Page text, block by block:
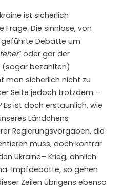
ist sicherlich
Frage. Die sinnlose, von
Debatte um
“ oder gar der
(sogar bezahlten)
man sicherlich nicht zu
Seite jedoch trotzdem –
Es ist doch erstaunlich, wie
Ländchens
Regierungsvorgaben, die
muss, doch konträr
Ukraine– Krieg, ähnlich
Impfdebatte, so gehen
Zeilen übrigens ebenso